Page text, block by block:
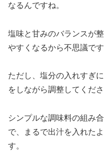
なるんですね。
塩味と甘みのバランスが
やすくなるから不思議です
ただし、塩分の入れすぎ
をしながら調整してくださ
シンプルな調味料の組み
で、まるで出汁を入れた
す。